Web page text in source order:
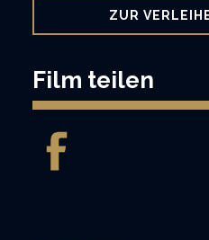
ZUR
Film teilen